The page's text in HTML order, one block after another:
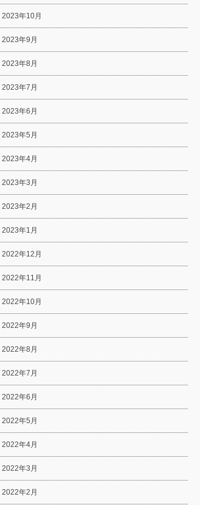
2023年10月
2023年9月
2023年8月
2023年7月
2023年6月
2023年5月
2023年4月
2023年3月
2023年2月
2023年1月
2022年12月
2022年11月
2022年10月
2022年9月
2022年8月
2022年7月
2022年6月
2022年5月
2022年4月
2022年3月
2022年2月